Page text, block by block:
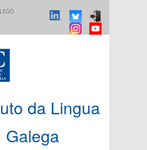
da Lingua
Galega